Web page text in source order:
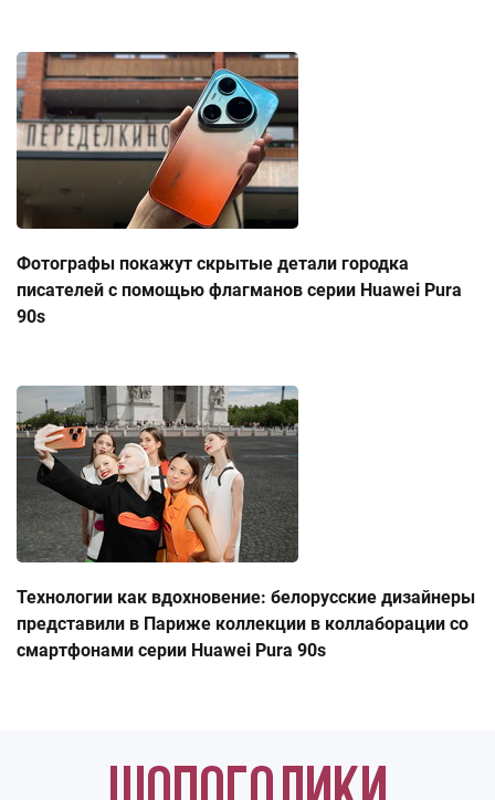
Фотографы покажут скрытые детали городка
писателей с помощью флагманов серии Huawei Pura
90s
Технологии как вдохновение: белорусские дизайнеры
представили в Париже коллекции в коллаборации со
смартфонами серии Huawei Pura 90s